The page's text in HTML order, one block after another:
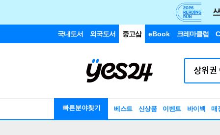
국내도서 외국도서 중고샵 eBook 크레마클럽
빠른분야찾기 베스트 신상품 이벤트 바이백 매